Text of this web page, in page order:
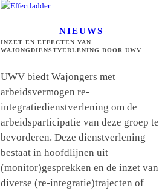
NIEUWS
INZET EN EFFECTEN VAN
WAJONGDIENSTVERLENING DOOR UWV
UWV biedt Wajongers met
arbeidsvermogen re-
integratiedienstverlening om de
arbeidsparticipatie van deze groep te
bevorderen. Deze dienstverlening
bestaat in hoofdlijnen uit
(monitor)gesprekken en de inzet van
diverse (re-integratie)trajecten of